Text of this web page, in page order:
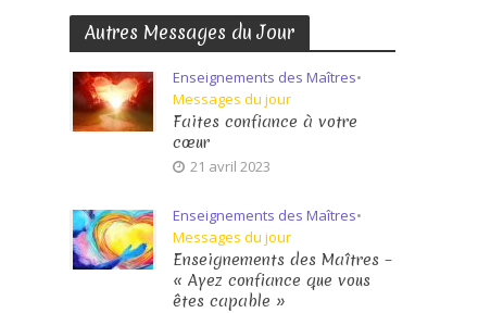
Autres Messages du Jour
Enseignements des Maîtres•
Messages du jour
Faites confiance à votre
cœur
21 avril 2023
Enseignements des Maîtres•
Messages du jour
Enseignements des Maîtres –
« Ayez confiance que vous
êtes capable »